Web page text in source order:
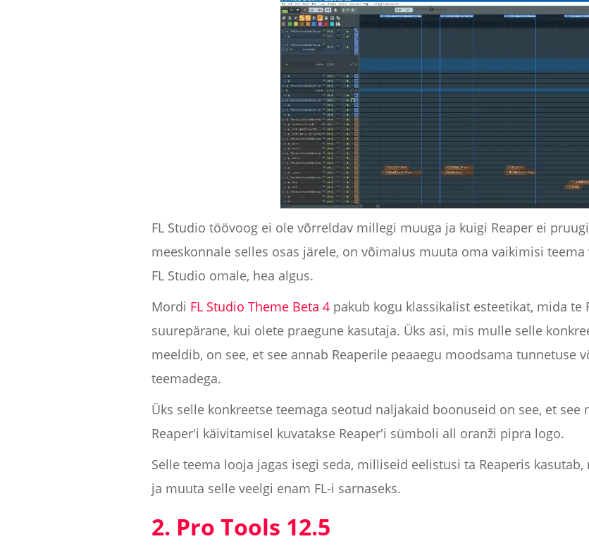
FL Studio töövoog ei ole võrreldav millegi muuga ja kuigi Reaper ei
meeskonnale selles osas järele, on võimalus muuta oma vaikimisi
FL Studio omale, hea algus.
Mordi FL Studio Theme Beta 4 pakub kogu klassikalist esteetikat, mida te
suurepärane, kui olete praegune kasutaja. Üks asi, mis mulle selle
meeldib, on see, et see annab Reaperile peaaegu moodsama tunnetuse
teemadega.
Üks selle konkreetse teemaga seotud naljakaid boonuseid on see, et see
Reaper'i käivitamisel kuvatakse Reaper'i sümboli all oranži pipra logo.
Selle teema looja jagas isegi seda, milliseid eelistusi ta Reaperis
ja muuta selle veelgi enam FL-i sarnaseks.
2. Pro Tools 12.5